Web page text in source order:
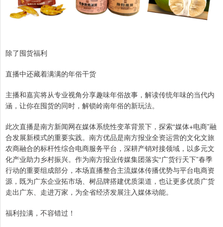
除了囤货福利
直播中还藏着满满的年俗干货
主播和嘉宾将从专业视角分享趣味年俗故事，解读传统年味的当代内
涵，让你在囤货的同时，解锁岭南年俗的新玩法。
此次直播是南方新闻网在媒体系统性变革背景下，探索“媒体+电商”融
合发展新模式的重要实践。南方优品是南方报业全资运营的文化文旅
农商融合的标杆性综合电商服务平台，深耕产销对接领域，以多元文
化产业助力乡村振兴。作为南方报业传媒集团落实“广货行天下”春季
行动的重要组成部分，本场直播整合主流媒体传播优势与平台电商资
源，既为广东企业拓市场、树品牌搭建优质渠道，也让更多优质广货
走出广东、走进万家，为全省经济发展注入媒体动能。
福利拉满，不容错过！